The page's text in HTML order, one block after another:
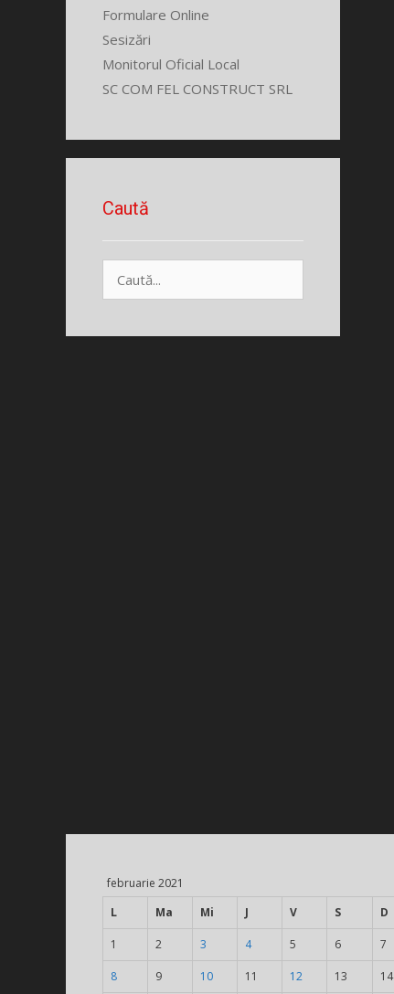
Formulare Online
Sesizări
Monitorul Oficial Local
SC COM FEL CONSTRUCT SRL
Caută
după:
februarie 2021
L
Ma Mi J V S D
1 2 3 4 5 6 7
8 9 10 11 12 13 14